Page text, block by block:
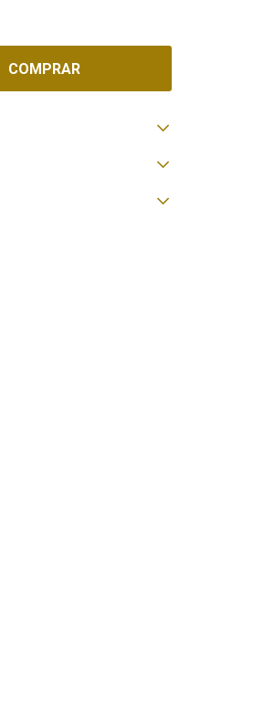
COMPRAR